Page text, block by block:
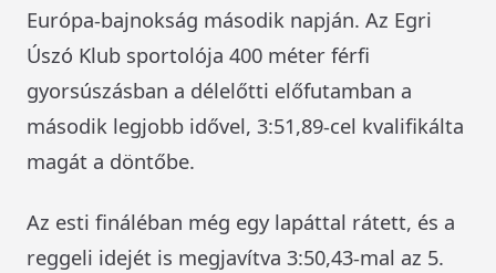
Európa-bajnokság második napján. Az Egri
Úszó Klub sportolója 400 méter férfi
gyorsúszásban a délelőtti előfutamban a
második legjobb idővel, 3:51,89-cel kvalifikálta
magát a döntőbe.
Az esti fináléban még egy lapáttal rátett, és a
reggeli idejét is megjavítva 3:50,43-mal az 5.